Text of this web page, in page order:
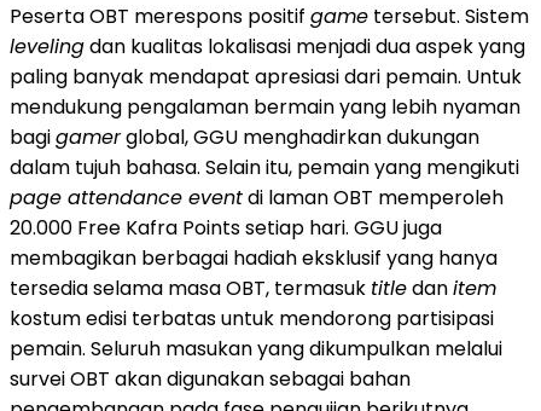
Peserta OBT merespons positif game tersebut. Sistem
levelingdan kualitas lokalisasi menjadi dua aspek yang
paling banyak mendapat apresiasi dari pemain. Untuk
mendukung pengalaman bermain yang lebih nyaman
bagigamerglobal, GGU menghadirkan dukungan
dalam tujuh bahasa. Selain itu, pemain yang mengikuti
page attendance eventdi laman OBT memperoleh
20.000 Free Kafra Points setiap hari. GGU juga
membagikan berbagai hadiah eksklusif yang hanya
tersedia selama masa OBT, termasuk titledanitem
kostum edisi terbatas untuk mendorong partisipasi
pemain. Seluruh masukan yang dikumpulkan melalui
survei OBT akan digunakan sebagai bahan